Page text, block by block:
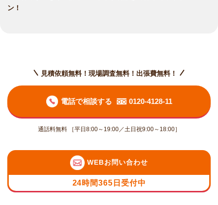
ン！
見積依頼無料！現場調査無料！出張費無料！
電話で相談する 0120-4128-11
通話料無料 ［平日8:00～19:00／土日祝9:00～18:00］
WEBお問い合わせ
24時間365日受付中